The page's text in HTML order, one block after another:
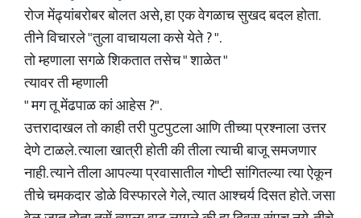
रोज मेंढ्यांबरोबर बोलत असे, हा एक वेगळाच सुखद बदल होता.
तीने विचारले "तुला वाचायला कसे येते ? ".
तो म्हणाला सगळे शिकतात तसेच " शाळेत "
त्यावर ती म्हणाली
" मग तू मेंढपाळ कां आहेस ?".
उत्तरादाखल तो काही तरी पुटपुटला आणि तीच्या प्रश्नाला उत्तर
देणे टाळले. त्याला खात्री होती की तीला त्याची बाजू समजणार
नाही. त्याने तीला आपल्या प्रवासातील गोष्टी सांगितल्या त्या ऐकून
तीचे चमकदार डोळे विस्फारले गेले, त्यात आश्चर्य दिसत होते. जसा